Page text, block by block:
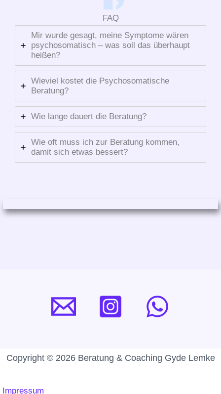
FAQ
Mir wurde gesagt, meine Symptome wären
psychosomatisch – was soll das überhaupt
heißen?
Wieviel kostet die Psychosomatische
Beratung?
Wie lange dauert die Beratung?
Wie oft muss ich zur Beratung kommen,
damit sich etwas bessert?
Copyright © 2026 Beratung & Coaching Gyde Lemke
Impressum